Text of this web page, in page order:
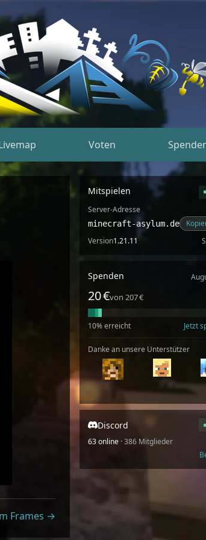
Voten
Frames →
Mitspielen
Server-Adresse
minecraft-asylum.de
Version1.21.11
Spenden
20 €von 207 €
10% erreicht Jetzt
Danke an unsere Unterstützer
Discord
63 online · 386 Mitglieder